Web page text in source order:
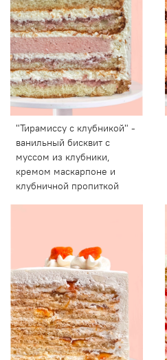
"Тирамиссу с клубникой" -
ванильный бисквит с
муссом из клубники,
кремом маскарпоне и
клубничной пропиткой